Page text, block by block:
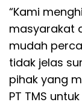
“Kami
masyarakat
mudah
tidak jelas
pihak yang
PT TMS